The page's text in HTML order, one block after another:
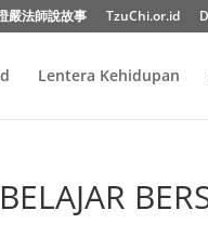
嚴法師說故事 TzuChi.or.id
Lentera Kehidupan